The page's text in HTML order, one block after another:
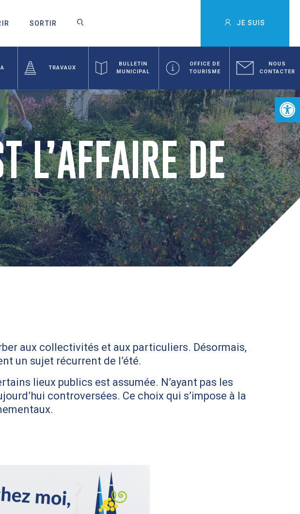
Ouvrir
SORTIR JE SUIS
TRAVAUX
BULLETIN
MUNICIPAL
OFFICE DE
TOURISME
NOUS
CONTACTER
L’AFFAIRE DE
aux collectivités et aux particuliers. Désormais,
un sujet récurrent de l’été.
lieux publics est assumée. N’ayant pas les
controversées. Ce choix qui s’impose à la